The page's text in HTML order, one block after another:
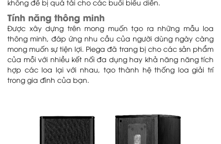
không để bị quá tải cho các buổi biểu diễn.
Tính năng thông minh
Được xây dựng trên mong muốn tạo ra những mẫu loa
thông minh, đáp ứng nhu cầu của người dùng ngày càng
mong muốn sự tiện lợi. Piega đã trang bị cho các sản phẩm
của mỗi với nhiều kết nối đa dụng hay khả năng năng tích
hợp các loa lại với nhau, tạo thành hệ thống loa giải trí
trong gia đình của bạn.